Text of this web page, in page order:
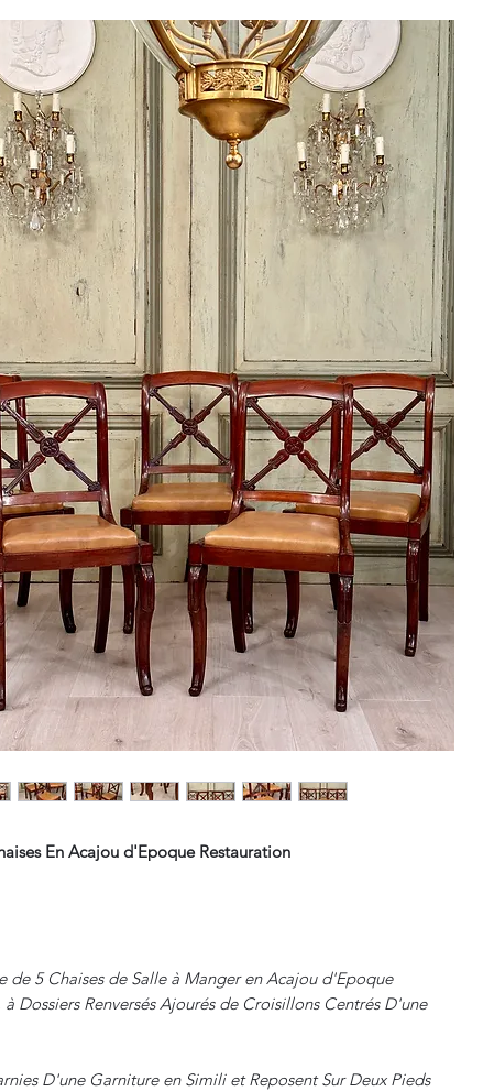
En Acajou d'Epoque Restauration
de 5 Chaises de Salle à Manger en Acajou d'Epoque
à Dossiers Renversés Ajourés de Croisillons Centrés D'une
D'une Garniture en Simili et Reposent Sur Deux Pieds